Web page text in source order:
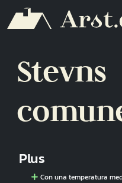
Stevns
Plus
Con una temperatura